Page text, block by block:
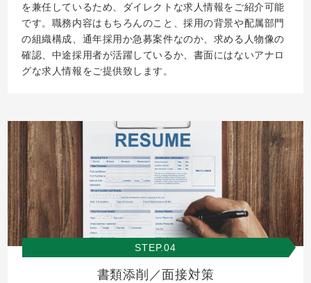
を兼任しているため、ダイレクトな求人情報をご紹介可能
です。職務内容はもちろんのこと、採用の背景や配属部門
の組織構成、通年採用か急募案件なのか、求める人物像の
確認、中途採用者が活躍しているか、書面にはないアナロ
グな求人情報をご提供致します。
STEP.04
書類添削／面接対策